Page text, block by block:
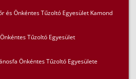
és Önkéntes Tűzoltó Egyesület Kamond
Tűzoltó Egyesület
Önkéntes Tűzoltó Egyesülete